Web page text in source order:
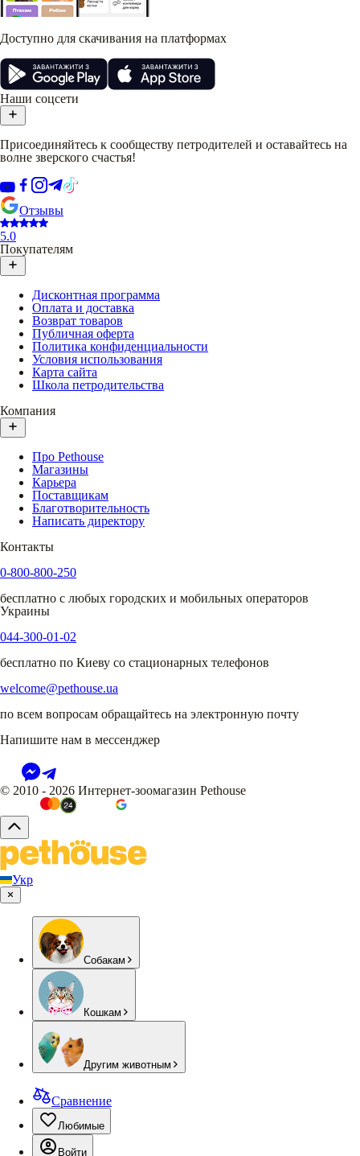
Доступно для скачивания на платформах
Наши соцсети
Присоединяйтесь к сообществу петродителей и оставайтесь на
волне зверского счастья!
Отзывы
5.0
Покупателям
Дисконтная программа
Оплата и доставка
Возврат товаров
Публичная оферта
Политика конфиденциальности
Условия использования
Карта сайта
Школа петродительства
Компания
Про Pethouse
Магазины
Карьера
Поставщикам
Благотворительность
Написать директору
Контакты
0-800-800-250
бесплатно с любых городских и мобильных операторов
Украины
044-300-01-02
бесплатно по Киеву со стационарных телефонов
welcome@pethouse.ua
по всем вопросам обращайтесь на электронную почту
Напишите нам в мессенджер
© 2010 - 2026 Интернет-зоомагазин Pethouse
Укр
Собакам
Кошкам
Другим животным
Сравнение
Любимые
Войти